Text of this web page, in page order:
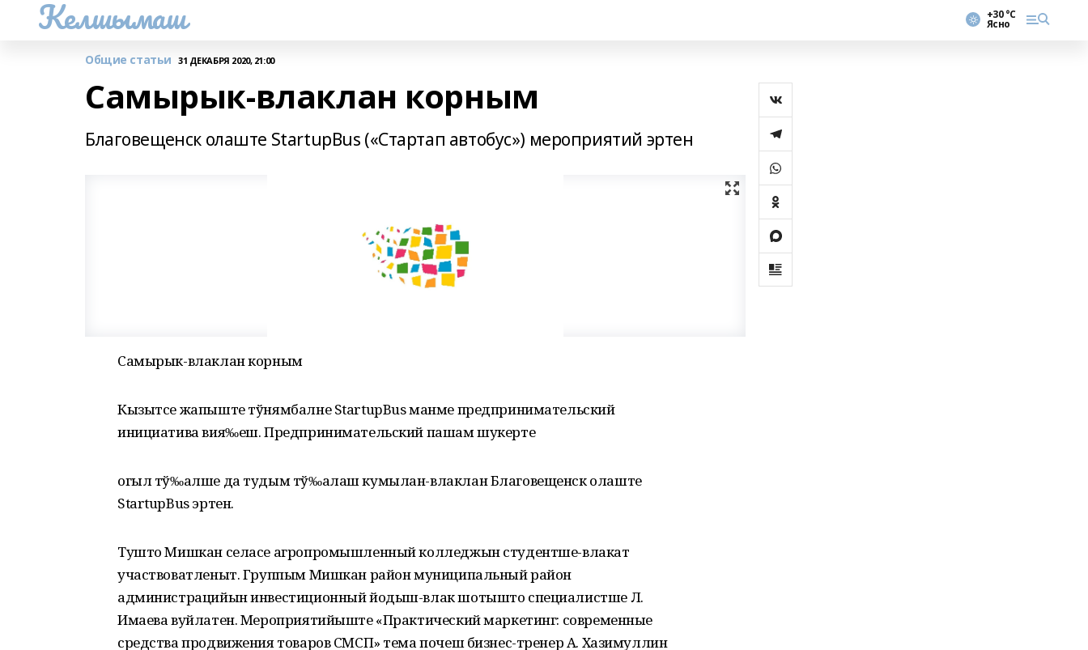
Келшымаш +30 °С
Ясно
Общие статьи 31 ДЕКАБРЯ 2020, 21:00
Самырык-влаклан корным
Благовещенск олаште StartupBus («Стартап автобус») мероприятий эртен
Самырык-влаклан корным
Кызытсе жапыште тўнямбалне StartupBus манме предпринимательский
инициатива вия‰еш. Предпринимательский пашам шукерте
огыл тў‰алше да тудым тў‰алаш кумылан-влаклан Благовещенск олаште
StartupBus эртен.
Тушто Мишкан селасе агропромышленный колледжын студентше-влакат
участвоватленыт. Группым Мишкан район муниципальный район
администрацийын инвестиционный йодыш-влак шотышто специалистше Л.
Имаева вуйлатен. Мероприятийыште «Практический маркетинг: современные
средства продвижения товаров СМСП» тема почеш бизнес-тренер А. Хазимуллин